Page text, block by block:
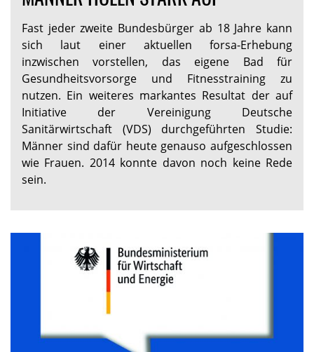
Fast jeder zweite Bundesbürger ab 18 Jahre kann
sich laut einer aktuellen forsa-Erhebung
inzwischen vorstellen, das eigene Bad für
Gesundheitsvorsorge und Fitnesstraining zu
nutzen. Ein weiteres markantes Resultat der auf
Initiative der Vereinigung Deutsche
Sanitärwirtschaft (VDS) durchgeführten Studie:
Männer sind dafür heute genauso aufgeschlossen
wie Frauen. 2014 konnte davon noch keine Rede
sein.